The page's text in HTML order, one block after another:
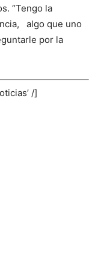
“Tengo la
algo que uno
por la
/]